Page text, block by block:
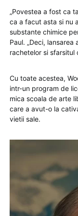
„Povestea a fost ca
ca a facut asta si nu
substante chimice
Paul. „Deci,
rachetelor si sfarsitul
Cu toate acestea,
intr-un program de
mica scoala de arte
care a avut-o la
vietii sale.